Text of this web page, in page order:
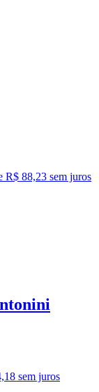
R$ 88,23 sem juros
sem juros